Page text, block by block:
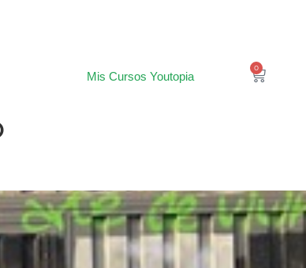
Mis Cursos Youtopia
0